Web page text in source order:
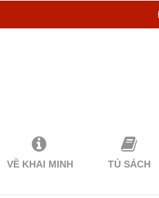
VỀ KHAI MINH TỦ SÁCH